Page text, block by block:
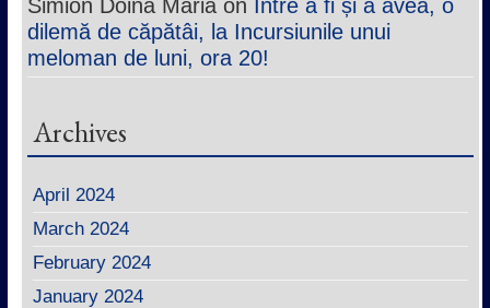
Simion Doina Mariaon
Între a fi și a avea, o
dilemă de căpătâi, la Incursiunile unui
meloman de luni, ora 20!
Archives
April 2024
March 2024
February 2024
January 2024